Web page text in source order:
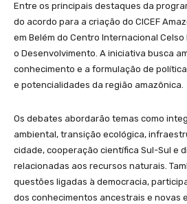
Entre os principais destaques da
do acordo para a criação do CICEF
em Belém do Centro Internacional
o Desenvolvimento. A iniciativa busca
conhecimento e a formulação de
e potencialidades da região amazônica.
Os debates abordarão temas como
ambiental, transição ecológica,
cidade, cooperação científica Sul-Sul e
relacionadas aos recursos naturais.
questões ligadas à democracia,
dos conhecimentos ancestrais e novas